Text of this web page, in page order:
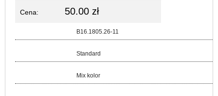
Cena: 50.00 zł
B16.1805.26-11
Standard
Mix kolor